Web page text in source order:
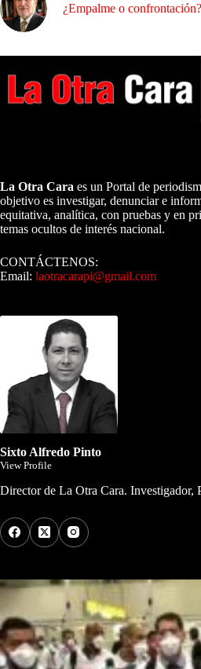
¿Empalme o confrontación?
La Otra Cara es un Portal de
objetivo es investigar, denunciar e
equitativa, analítica, con pruebas y en
temas ocultos de interés nacional.
CONTÁCTENOS:
Email: laotracarapi@gmail.com
Sixto Alfredo Pinto
View Profile
Director de La Otra Cara. Investigador,